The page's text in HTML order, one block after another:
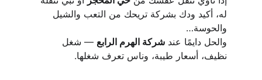
له، أكيد ودك بشركة تريحك من التعب والشيل
والحوسة…
والحل دايمًا عند شركة الهرم الرابع — شغل
نظيف، أسعار طيبة، وناس تعرف شغلها.